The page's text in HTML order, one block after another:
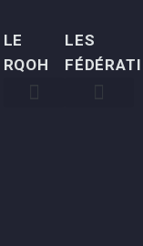
LE
RQOH
LES